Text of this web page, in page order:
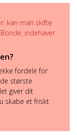
fordele for
største
giver dit
skabe et friskt